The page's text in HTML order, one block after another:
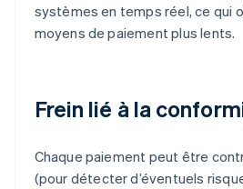
systèmes en temps réel, ce qui
moyens de paiement plus lents.
Frein lié à la
Chaque paiement peut être
(pour détecter d’éventuels